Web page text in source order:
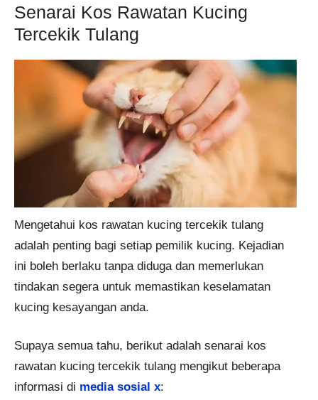
Senarai Kos Rawatan Kucing
Tercekik Tulang
Mengetahui kos rawatan kucing tercekik tulang
adalah penting bagi setiap pemilik kucing. Kejadian
ini boleh berlaku tanpa diduga dan memerlukan
tindakan segera untuk memastikan keselamatan
kucing kesayangan anda.
Supaya semua tahu, berikut adalah senarai kos
rawatan kucing tercekik tulang mengikut beberapa
informasi di media sosial x: